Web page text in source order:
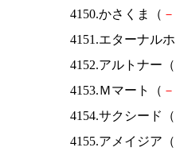
4150.かさくま（ －
4151.エターナル
4152.アルトナー（
4153.Ｍマート（ －
4154.サクシード（
4155.アメイジア（